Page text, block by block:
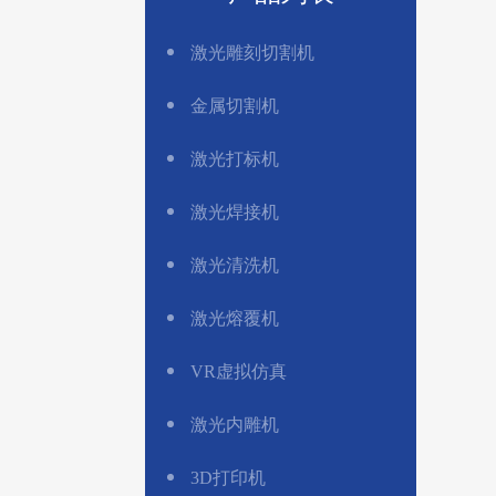
激光雕刻切割机
金属切割机
激光打标机
激光焊接机
激光清洗机
激光熔覆机
VR虚拟仿真
激光内雕机
3D打印机